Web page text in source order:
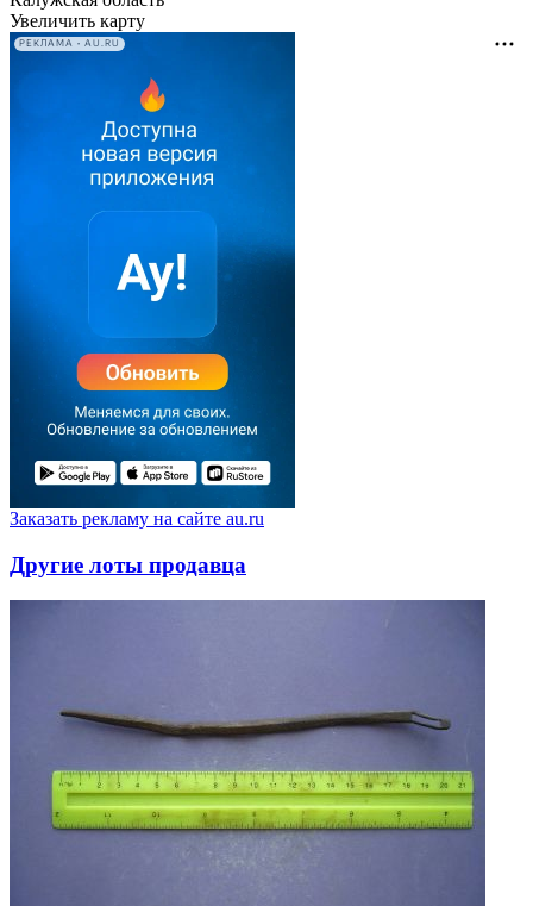
Увеличить карту
РЕКЛАМА • AU.RU
Заказать рекламу на сайте au.ru
Другие лоты продавца